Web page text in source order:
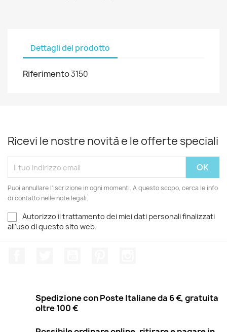
Dettagli del prodotto
Riferimento3150
Ricevi le nostre novità e le offerte speciali
Puoi annullare l'iscrizione in ogni momenti. A questo scopo, cerca le info
di contatto nelle note legali.
Autorizzo il trattamento dei miei dati personali finalizzati
all'uso di questo sito web.
Spedizione con Poste Italiane da 6 €, gratuita
oltre 100 €